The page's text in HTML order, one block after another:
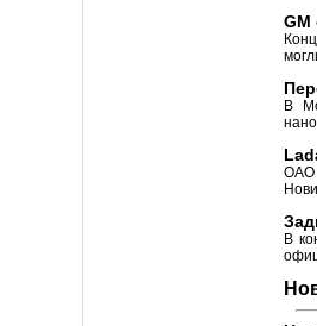
GM
В
ОАО
В